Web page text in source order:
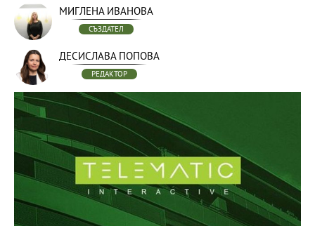
МИГЛЕНА ИВАНОВА
СЪЗДАТЕЛ
ДЕСИСЛАВА ПОПОВА
РЕДАКТОР